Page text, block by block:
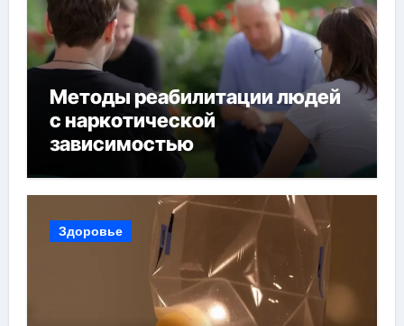
Методы реабилитации людей
с наркотической
зависимостью
Здоровье